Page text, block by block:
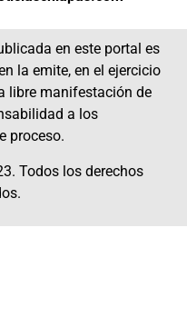
en este portal es
la emite, en el ejercicio
libre manifestación de
a los
proceso.
Todos los derechos